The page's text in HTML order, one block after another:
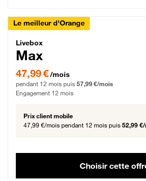
Le meilleur d'Orange
Livebox Max Fibre
Livebox
Max
47,99 € par mois pendant 12 mois puis 57,99
47,99 €/mois
pendant 12 mois puis 57,99 €/mois
Engagement 12 mois
Prix client mobile
47,99 €/mois pendant 12 mois puis 52,99
Choisir cette